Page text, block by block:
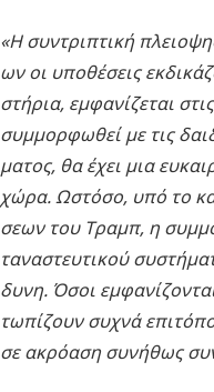
«Η συ­ντρι­πτι­κή
ων οι υπο­θέ­σεις
στή­ρια, εμ­φα­νί­ζε­ται
συμ­μορ­φω­θεί με τις
μα­τος, θα έχει μια
χώρα. Ωστό­σο, υπό το
σε­ων του Τραμπ, η
τα­να­στευ­τι­κού
δυ­νη. Όσοι
τω­πί­ζουν συχνά
σε ακρό­α­ση συ­νή­θως